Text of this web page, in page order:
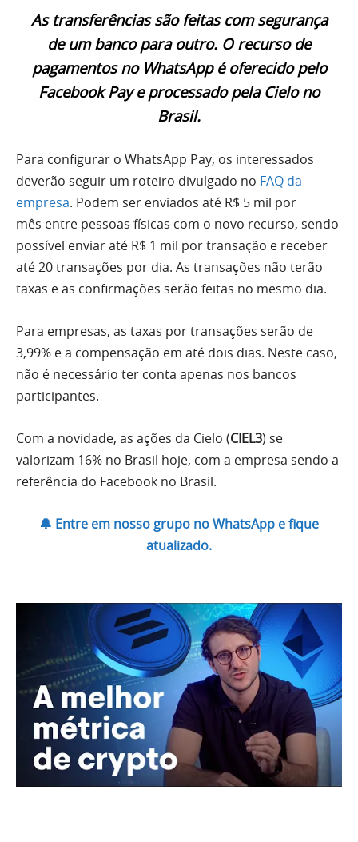
As transferências são feitas com segurança
de um banco para outro. O recurso de
pagamentos no WhatsApp é oferecido pelo
Facebook Pay e processado pela Cielo no
Brasil.
Para configurar o WhatsApp Pay, os interessados
deverão seguir um roteiro divulgado no FAQ da
empresa. Podem ser enviados até R$ 5 mil por
mês entre pessoas físicas com o novo recurso, sendo
possível enviar até R$ 1 mil por transação e receber
até 20 transações por dia. As transações não terão
taxas e as confirmações serão feitas no mesmo dia.
Para empresas, as taxas por transações serão de
3,99% e a compensação em até dois dias. Neste caso,
não é necessário ter conta apenas nos bancos
participantes.
Com a novidade, as ações da Cielo (CIEL3) se
valorizam 16% no Brasil hoje, com a empresa sendo a
referência do Facebook no Brasil.
🔔 Entre em nosso grupo no WhatsApp e fique
atualizado.